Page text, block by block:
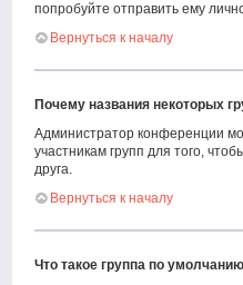
попробуйте отправить ему
Вернуться к началу
Почему названия некоторых
Администратор конференции
участникам групп для того,
друга.
Вернуться к началу
Что такое группа по